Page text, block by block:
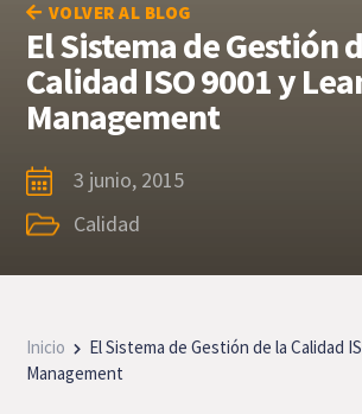
VOLVER AL BLOG
El Sistema de Gestión
Calidad ISO 9001 y
Management
3 junio, 2015
Calidad
Inicio
El Sistema de Gestión de la Calidad
Management